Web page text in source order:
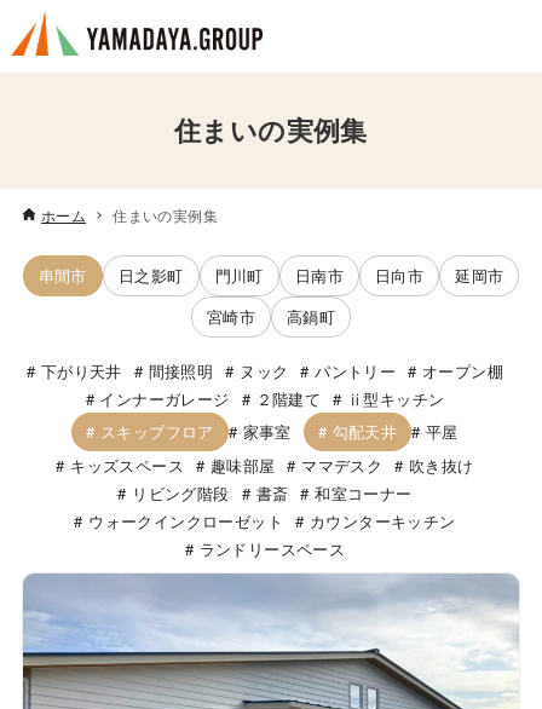
住まいの実例集
ホーム 住まいの実例集
串間市 日之影町 門川町 日南市 日向市
延岡市
宮崎市
高鍋町
下がり天井 間接照明 ヌック パントリー
オープン棚
インナーガレージ
２階建て
ⅱ型キッチン
スキップフロア
家事室 勾配天井
平屋
キッズスペース
趣味部屋 ママデスク
吹き抜け
リビング階段
書斎
和室コーナー
ウォークインクローゼット
カウンターキッチン
ランドリースペース